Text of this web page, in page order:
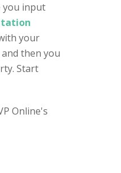
you input
your
then you
Start
Online's